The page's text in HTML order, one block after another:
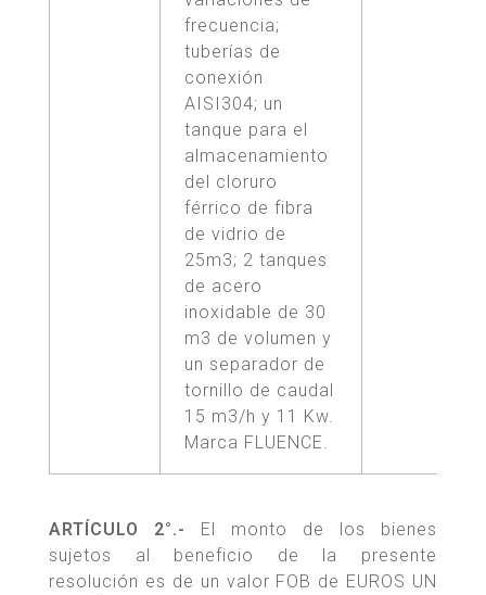
frecuencia;
tuberías de
conexión
AISI304; un
tanque para el
almacenamiento
del cloruro
férrico de fibra
de vidrio de
25m3; 2 tanques
de acero
inoxidable de 30
m3 de volumen y
un separador de
tornillo de caudal
15 m3/h y 11 Kw.
Marca FLUENCE.
ARTÍCULO 2°.-
El monto de los bienes
sujetos al beneficio de la presente
resolución es de un valor FOB de EUROS UN